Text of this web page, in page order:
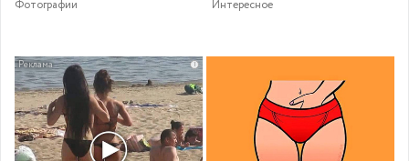
Фотографии Интересное
i